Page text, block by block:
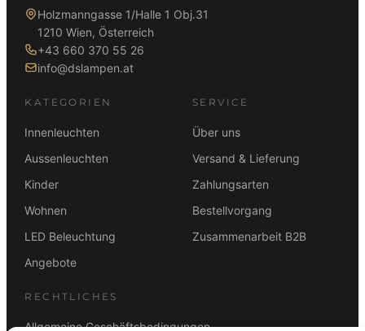
Holzmanngasse 1/Halle 1 Obj.31
1210 Wien, Österreich
+43 660 370 55 26
info@dslampen.at
KATEGORIEN
Innenleuchten
Aussenleuchten
Kinder
Wohnen
LED Beleuchtung
Angebote
SERVICE
Über uns
Versand & Lieferung
Zahlungsarten
Bestellvorgang
Zusammenarbeit B2B
RECHTLICHES
Allgemeine Geschäftsbedingungen